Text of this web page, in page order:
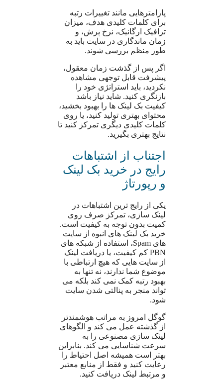
پارامترهایی مانند تغییرات رتبه
برای کلمات کلیدی هدف، میزان
ترافیک ارگانیک، نرخ پرش، و
زمان ماندگاری در سایت باید به
طور منظم بررسی شوند.
اگر پس از گذشت زمان معقول،
پیشرفت قابل توجهی مشاهده
نکردید، باید استراتژی خود را
بازنگری کنید. شاید نیاز باشد
کیفیت بک لینک ها را بهبود بخشید،
محتوای بهتری تولید کنید، یا روی
کلمات کلیدی دیگری تمرکز کنید تا
نتایج بهتری بگیرید.
اجتناب از اشتباهات
رایج در خرید بک لینک
و رپورتاژ
یکی از رایج ترین اشتباهات در
لینک سازی، تمرکز صرف روی
کمیت بدون توجه به کیفیت است.
خرید بک لینک های انبوه از سایت
های Spam، استفاده از شبکه های
PBN کم کیفیت، یا دریافت لینک
از سایت هایی که هیچ ارتباطی با
موضوع شما ندارند، نه تنها به
بهبود رتبه کمک نمی کند بلکه می
تواند منجر به پنالتی شدن سایت
شود.
گوگل امروز به مراتب هوشمندتر
از گذشته عمل می کند و الگوهای
لینک سازی مصنوعی را به
سرعت شناسایی می کند. بنابراین
بهتر است همیشه اصل احتیاط را
رعایت کنید و فقط از منابع معتبر
و مرتبط لینک دریافت کنید.